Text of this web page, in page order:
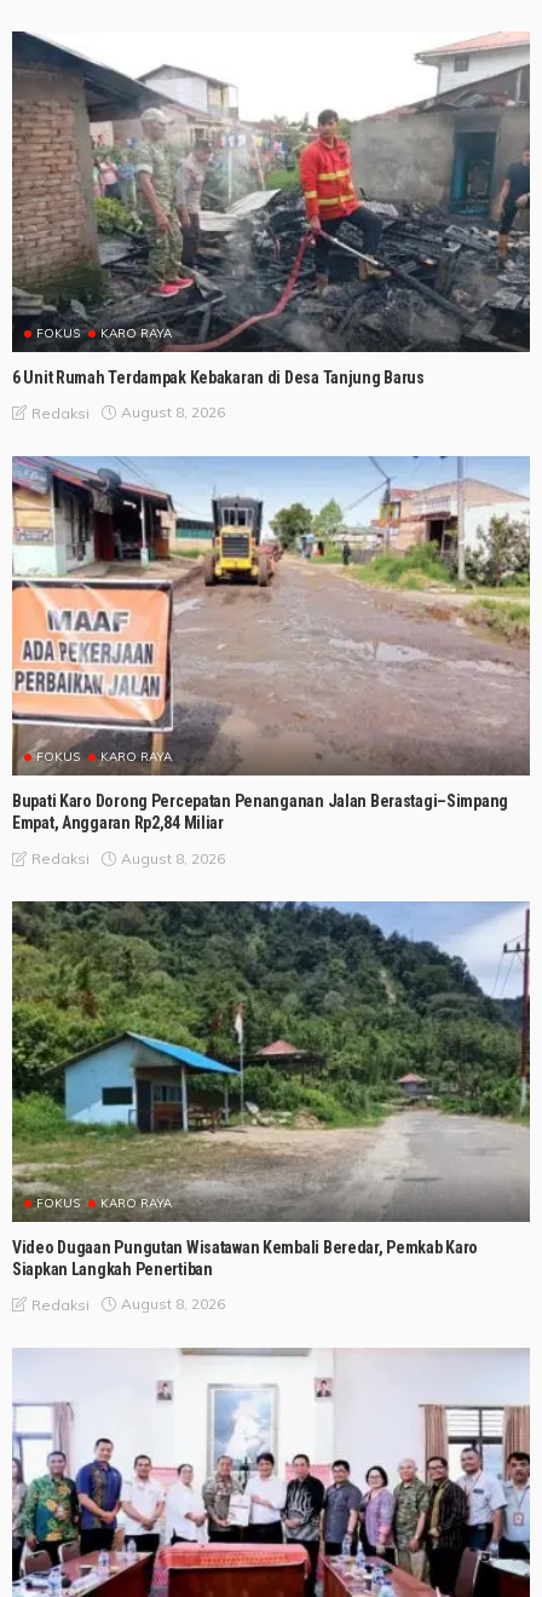
FOKUS KARO RAYA
6 Unit Rumah Terdampak Kebakaran di Desa Tanjung Barus
Redaksi August 8, 2026
FOKUS KARO RAYA
Bupati Karo Dorong Percepatan Penanganan Jalan Berastagi–Simpang
Empat, Anggaran Rp2,84 Miliar
Redaksi August 8, 2026
FOKUS KARO RAYA
Video Dugaan Pungutan Wisatawan Kembali Beredar, Pemkab Karo
Siapkan Langkah Penertiban
Redaksi August 8, 2026